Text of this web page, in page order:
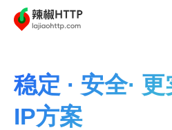
稳定 · 安全·
IP方案